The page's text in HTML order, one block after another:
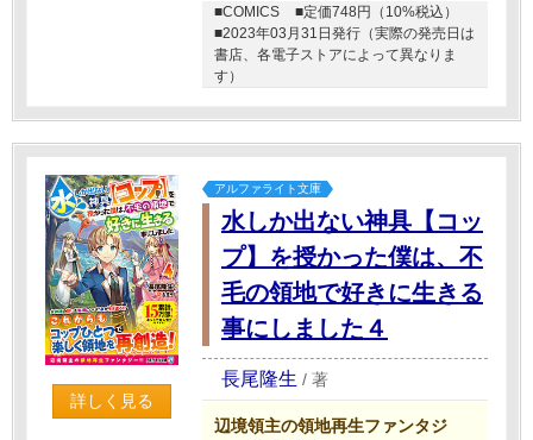
■COMICS
■定価748円（10%税込）
■2023年03月31日発行（実際の発売日は
書店、各電子ストアによって異なりま
す）
詳しく見る
アルファライト文庫
水しか出ない神具【コッ
プ】を授かった僕は、不
毛の領地で好きに生きる
事にしました４
長尾隆生 / 著
辺境領主の領地再生ファンタジ